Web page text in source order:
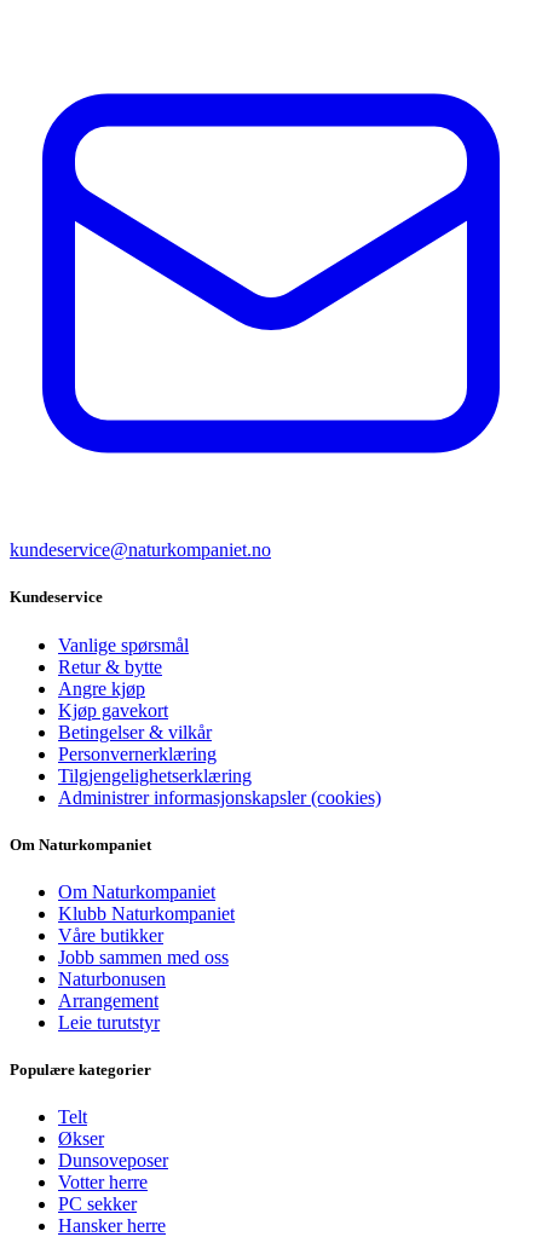
kundeservice@naturkompaniet.no
Kundeservice
Vanlige spørsmål
Retur & bytte
Angre kjøp
Kjøp gavekort
Betingelser & vilkår
Personvernerklæring
Tilgjengelighetserklæring
Administrer informasjonskapsler (cookies)
Om Naturkompaniet
Om Naturkompaniet
Klubb Naturkompaniet
Våre butikker
Jobb sammen med oss
Naturbonusen
Arrangement
Leie turutstyr
Populære kategorier
Telt
Økser
Dunsoveposer
Votter herre
PC sekker
Hansker herre